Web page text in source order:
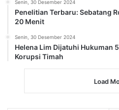
Senin, 30 Desember 2024
Penelitian Terbaru: Sebatang
20 Menit
Senin, 30 Desember 2024
Helena Lim Dijatuhi Hukuman
Korupsi Timah
Load